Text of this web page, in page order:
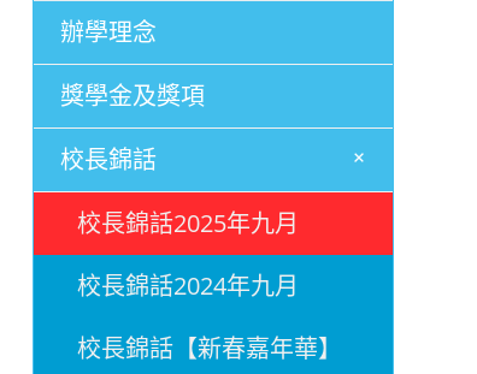
辦學理念
獎學金及獎項
校長錦話
+
校長錦話2025年九月
校長錦話2024年九月
校長錦話【新春嘉年華】